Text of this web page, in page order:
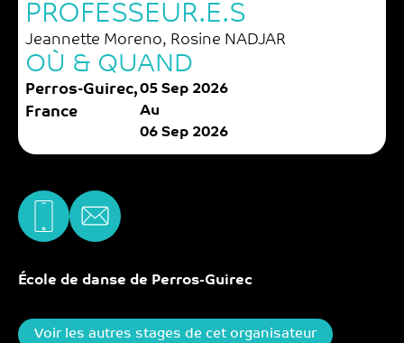
PROFESSEUR.E.S
Jeannette Moreno, Rosine NADJAR
OÙ & QUAND
Perros-Guirec,
France
05 Sep 2026
Au
06 Sep 2026
École de danse de Perros-Guirec
Voir les autres stages de cet organisateur